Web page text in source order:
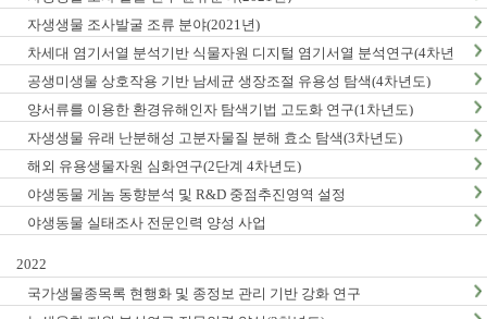
자생생물 조사발굴 조류 분야(2021년)
차세대 염기서열 분석기반 식물자원 디지털 염기서열 분석연구(4차년
도)
공생미생물 상호작용 기반 남세균 생장조절 유용성 탐색(4차년도)
양서류를 이용한 환경유해인자 탐색기법 고도화 연구(1차년도)
자생생물 유래 난분해성 고분자물질 분해 효소 탐색(3차년도)
해외 유용생물자원 심화연구(2단계 4차년도)
야생동물 게놈 동향분석 및 R&D 중점추진영역 설정
야생동물 실태조사 전문인력 양성 사업
2022
국가생물종목록 현행화 및 종정보 관리 기반 강화 연구